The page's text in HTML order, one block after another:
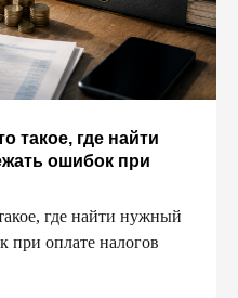
такое, где найти
ошибок при
где найти нужный
при оплате налогов